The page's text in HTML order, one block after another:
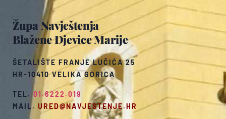
Župa Navještenja
Blažene Djevice Marije
ŠETALIŠTE FRANJE LUČIĆA 25
HR-10410 VELIKA GORICA
TEL.01.6222.019
MAIL. URED@NAVJESTENJE.HR